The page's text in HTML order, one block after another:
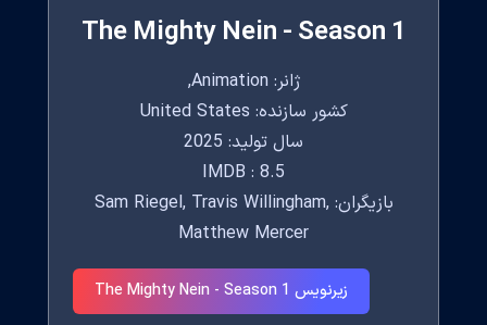
The Mighty Nein - Season 1
ژانر: Animation,
کشور سازنده: United States
سال تولید: 2025
IMDB : 8.5
بازیگران: Sam Riegel, Travis Willingham,
Matthew Mercer
زیرنویس The Mighty Nein - Season 1